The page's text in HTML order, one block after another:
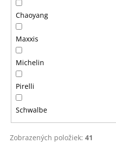
Chaoyang
Maxxis
Michelin
Pirelli
Schwalbe
Zobrazených položiek: 41